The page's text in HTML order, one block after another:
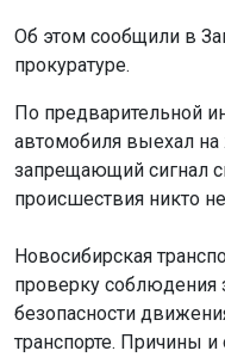
Об этом сообщили в
прокуратуре.
По предварительной
автомобиля выехал
запрещающий сигнал
происшествия никто
Новосибирская
проверку соблюдения
безопасности
транспорте. Причины и